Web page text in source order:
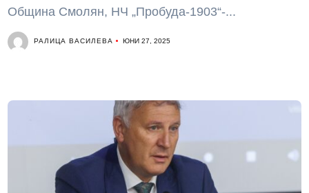
Община Смолян, НЧ „Пробуда-1903“-...
РАЛИЦА ВАСИЛЕВА ЮНИ 27, 2025